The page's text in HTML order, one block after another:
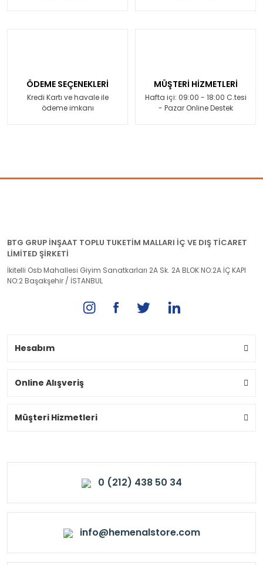
ÖDEME SEÇENEKLERİ
Kredi Kartı ve havale ile
ödeme imkanı
MÜŞTERİ HİZMETLERİ
Hafta içi: 09:00 - 18:00 C.tesi
- Pazar Online Destek
BTG GRUP İNŞAAT TOPLU TUKETİM MALLARI İÇ VE DIŞ TİCARET
LİMİTED ŞİRKETİ
İkitelli Osb Mahallesi Giyim Sanatkarları 2A Sk. 2A BLOK NO:2A İÇ KAPI
NO:2 Başakşehir / İSTANBUL
Hesabım
Online Alışveriş
Müşteri Hizmetleri
0 (212) 438 50 34
info@hemenalstore.com